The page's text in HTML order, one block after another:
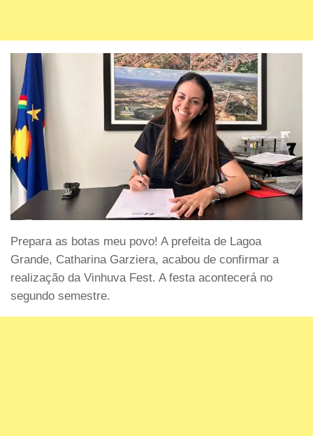
Prepara as botas meu povo! A prefeita de Lagoa
Grande, Catharina Garziera, acabou de confirmar a
realização da Vinhuva Fest. A festa acontecerá no
segundo semestre.